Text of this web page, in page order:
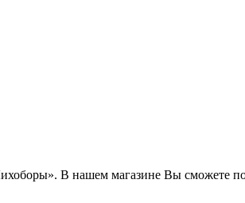
В нашем магазине Вы сможете